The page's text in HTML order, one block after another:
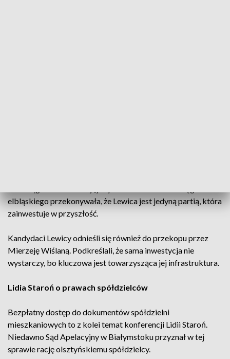
elbląskiego przekonywała, że Lewica jest jedyną partią, która
zainwestuje w przyszłość.
Kandydaci Lewicy odnieśli się również do przekopu przez
Mierzeję Wiślaną. Podkreślali, że sama inwestycja nie
wystarczy, bo kluczowa jest towarzysząca jej infrastruktura.
Lidia Staroń o prawach spółdzielców
Bezpłatny dostęp do dokumentów spółdzielni
mieszkaniowych to z kolei temat konferencji Lidii Staroń.
Niedawno Sąd Apelacyjny w Białymstoku przyznał w tej
sprawie rację olsztyńskiemu spółdzielcy.